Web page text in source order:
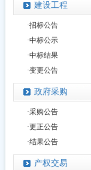
建设工程
·招标公告
·中标公示
·中标结果
·变更公告
政府采购
·采购公告
·更正公告
·结果公告
产权交易